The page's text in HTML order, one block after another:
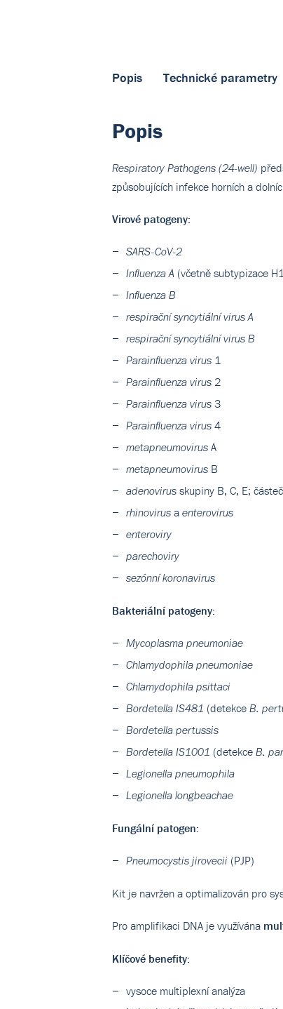
Popis Technické parametry
Popis
Respiratory Pathogens (24-well)
způsobujících infekce horních a
Virové patogeny:
SARS-CoV-2
Influenza A (včetně subtypizace
Influenza B
respirační syncytiální virus A
respirační syncytiální virus B
Parainfluenza virus 1
Parainfluenza virus 2
Parainfluenza virus 3
Parainfluenza virus 4
metapneumovirus A
metapneumovirus B
adenovirus skupiny B, C, E;
rhinovirus a enterovirus
enteroviry
parechoviry
sezónní koronavirus
Bakteriální patogeny:
Mycoplasma pneumoniae
Chlamydophila pneumoniae
Chlamydophila psittaci
Bordetella IS481 (detekce B.
Bordetella pertussis
Bordetella IS1001 (detekce B.
Legionella pneumophila
Legionella longbeachae
Fungální patogen:
Pneumocystis jirovecii (PJP)
Kit je navržen a optimalizován pro
Pro amplifikaci DNA je využívána
Klíčové benefity:
vysoce multiplexní analýza